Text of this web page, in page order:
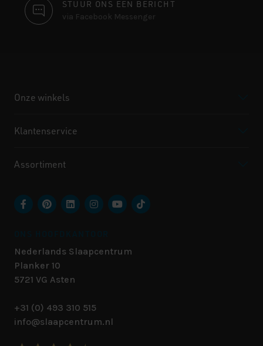
STUUR ONS EEN BERICHT
via Facebook Messenger
Onze winkels
Klantenservice
Assortiment
Nederlands Slaapcentrum
Planker 10
5721 VG Asten
+31 (0) 493 310 515
info@slaapcentrum.nl